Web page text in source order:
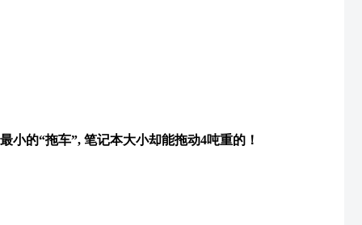
最小的“拖车”, 笔记本大小却能拖动4吨重的！